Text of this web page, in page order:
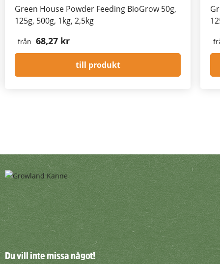
Green House Powder Feeding BioGrow 50g,
125g, 500g, 1kg, 2,5kg
från 68,27 kr
till produkt
Du vill inte missa något!
Du vill inte missa något!